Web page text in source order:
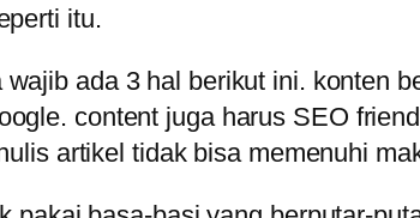
itu.
ada 3 hal berikut ini. konten
content juga harus SEO
artikel tidak bisa memenuhi